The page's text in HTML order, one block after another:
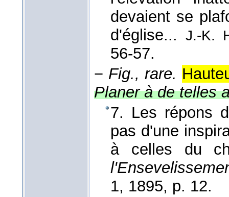
devaient se
d'église... J.-K.
56-57.
− Fig., rare.
Planer à de telles
7. Les répons
pas d'une
à celles du
1, 1895, p. 12.